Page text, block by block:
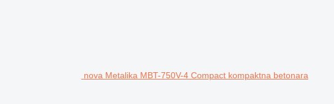
nova Metalika MBT-750V-4 Compact kompaktna betonara